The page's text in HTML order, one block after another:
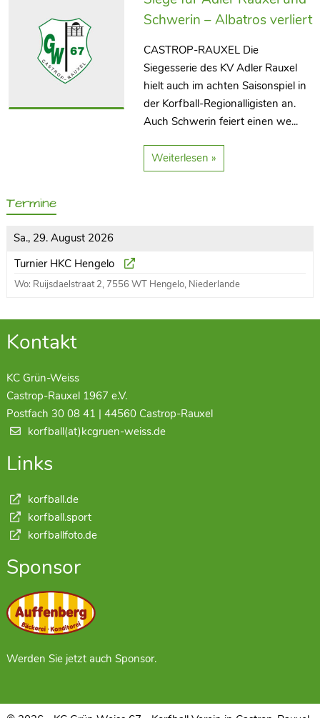
Schwerin – Albatros verliert
CASTROP-RAUXEL Die
Siegesserie des KV Adler Rauxel
hielt auch im achten Saisonspiel in
der Korfball-Regionalligisten an.
Auch Schwerin feiert einen we...
Weiterlesen »
Termine
Sa., 29. August 2026
Turnier HKC Hengelo
Wo: Ruijsdaelstraat 2, 7556 WT Hengelo, Niederlande
Kontakt
KC Grün-Weiss
Castrop-Rauxel 1967 e.V.
Postfach 30 08 41 | 44560 Castrop-Rauxel
korfball(at)kcgruen-weiss.de
Links
korfball.de
korfball.sport
korfballfoto.de
Sponsor
Werden Sie jetzt auch Sponsor.